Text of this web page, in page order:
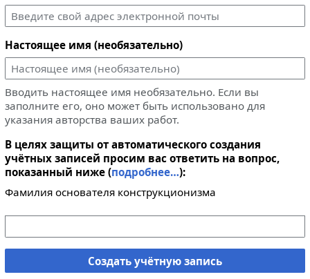
Настоящее имя (необязательно)
Вводить настоящее имя необязательно. Если вы
заполните его, оно может быть использовано для
указания авторства ваших работ.
В целях защиты от автоматического создания
учётных записей просим вас ответить на вопрос,
показанный ниже (подробнее…):
Фамилия основателя конструкционизма
Создать учётную запись